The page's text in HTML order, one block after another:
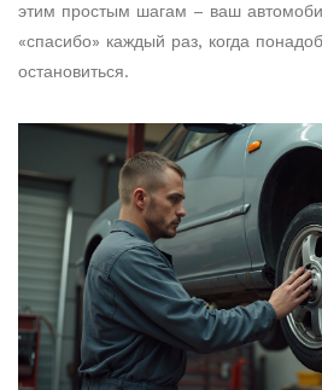
этим простым шагам – ваш
«спасибо» каждый раз, когда
остановиться.